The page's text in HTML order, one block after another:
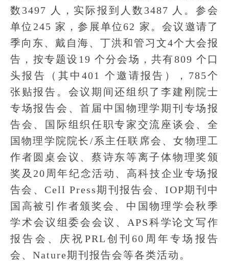
数3497 人，实际报到人数3487 人。参会
单位245 家，参展单位62 家。会议邀请了
季向东、戴自海、丁洪和管习文4个大会报
告，按专题设19 个分会场，共有809 个口
头报告（其中401 个邀请报告），785个
张贴报告。会议期间还组织了李建刚院士
专场报告会、首届中国物理学期刊专场报
告会、国际组织任职专家交流座谈会、全
国物理学院院长/系主任联席会、女物理工
作者圆桌会议、蔡诗东等离子体物理奖颁
奖及20周年纪念活动、高科技企业专场报
告会、Cell Press期刊报告会、IOP期刊中
国高被引作者颁奖会、中国物理学会秋季
学术会议组委会会议、APS科学论文写作
报告会、庆祝PRL创刊60周年专场报告
会、Nature期刊报告会等各类活动。